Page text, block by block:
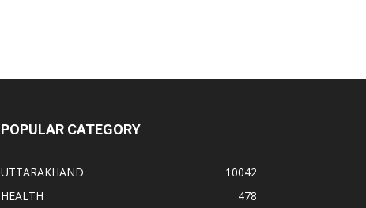
POPULAR CATEGORY
UTTARAKHAND
10042
HEALTH
478